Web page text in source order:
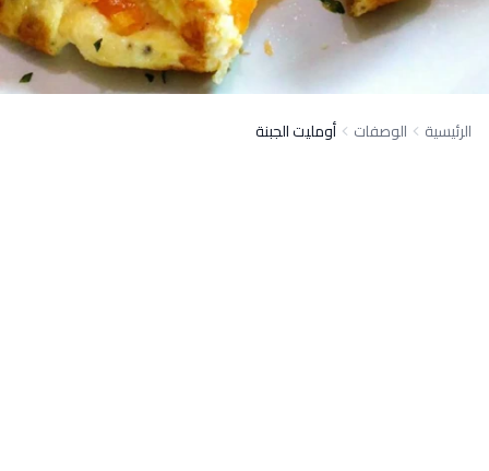
الرئيسية الوصفات أومليت الجبنة